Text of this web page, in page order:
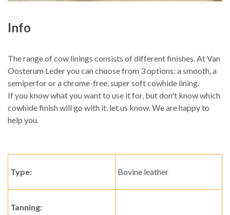
Info
The range of cow linings consists of different finishes. At Van
Oosterum Leder you can choose from 3 options: a smooth, a
semiperfor or a chrome-free, super soft cowhide lining.
If you know what you want to use it for, but don't know which
cowhide finish will go with it, let us know. We are happy to
help you.
Type: Bovine leather
Tanning: